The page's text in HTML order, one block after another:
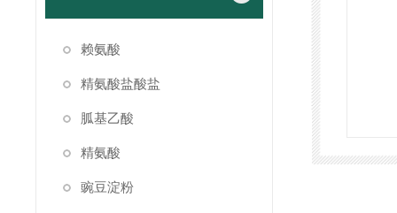
赖氨酸
精氨酸盐酸盐
胍基乙酸
精氨酸
豌豆淀粉